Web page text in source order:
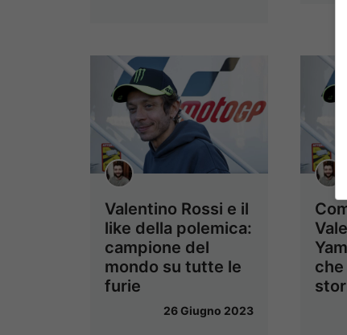
Valentino Rossi e il
like della polemica:
campione del
mondo su tutte le
furie
26 Giugno 2023
che